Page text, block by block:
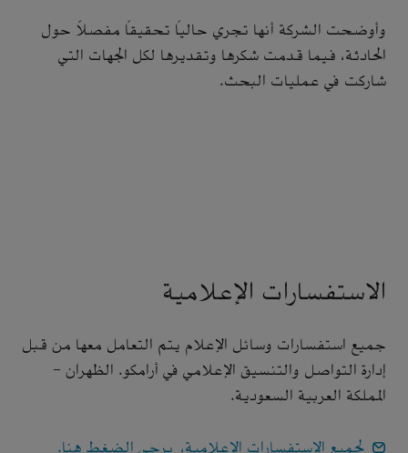
وأوضحت الشركة أنها تجري حالياً تحقيقاً مفصلاً حول
الحادثة، فيما قدمت شكرها وتقديرها لكل الجهات التي
شاركت في عمليات البحث.
الاستفسارات الإعلامية
جميع استفسارات وسائل الإعلام يتم التعامل معها من قبل
إدارة التواصل والتنسيق الإعلامي في أرامكو. الظهران -
المملكة العربية السعودية.
لجميع الاستفسارات الإعلامية، يرجى الضغط هنا.